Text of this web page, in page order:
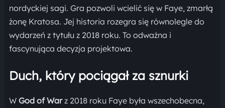
nordyckiej sagi. Gra pozwoli wcielić się w Faye, zmarłą
żonę Kratosa. Jej historia rozegra się równolegle do
wydarzeń z tytułu z 2018 roku. To odważna i
fascynująca decyzja projektowa.
Duch, który pociągał za sznurki
W God of Warz 2018 roku Faye była wszechobecna,